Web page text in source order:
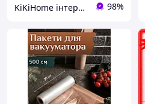
KiKiHome інтернет-магазин якісних товарів для дому 98%